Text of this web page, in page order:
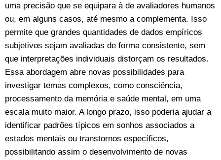
uma precisão que se equipara à de avaliadores humanos
ou, em alguns casos, até mesmo a complementa. Isso
permite que grandes quantidades de dados empíricos
subjetivos sejam avaliadas de forma consistente, sem
que interpretações individuais distorçam os resultados.
Essa abordagem abre novas possibilidades para
investigar temas complexos, como consciência,
processamento da memória e saúde mental, em uma
escala muito maior. A longo prazo, isso poderia ajudar a
identificar padrões típicos em sonhos associados a
estados mentais ou transtornos específicos,
possibilitando assim o desenvolvimento de novas